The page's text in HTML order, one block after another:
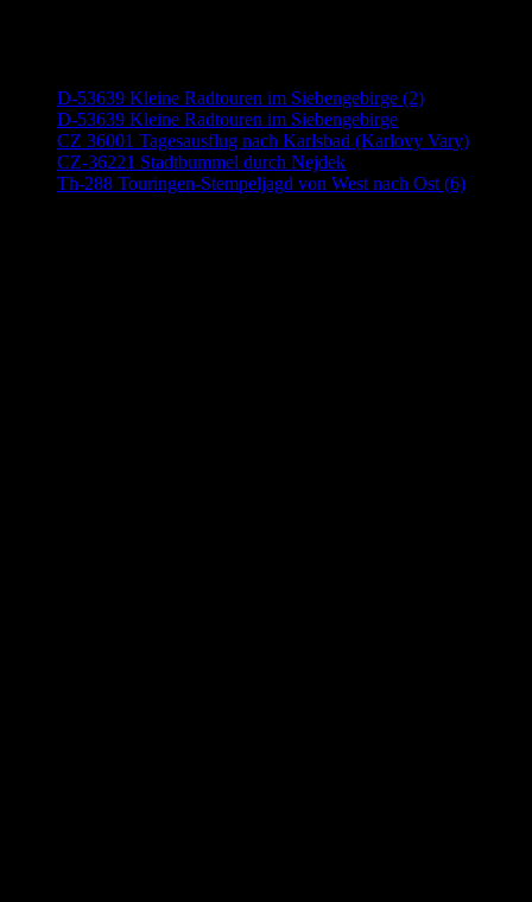
D-53639 Kleine Radtouren im Siebengebirge (2)
D-53639 Kleine Radtouren im Siebengebirge
CZ 36001 Tagesausflug nach Karlsbad (Karlovy Vary)
CZ-36221 Stadtbummel durch Nejdek
Th-288 Touringen-Stempeljagd von West nach Ost (6)